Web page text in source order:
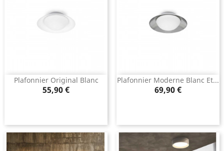
Plafonnier Original Blanc
Prix
55,90 €
Plafonnier Moderne Blanc Et...
Prix
69,90 €